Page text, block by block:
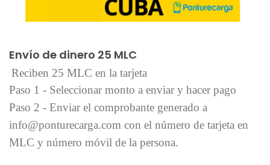
Envío de dinero 25 MLC
Reciben 25 MLC en la tarjeta
Paso 1 - Seleccionar monto a enviar y hacer pago
Paso 2 - Enviar el comprobante generado a
info@ponturecarga.com con el número de tarjeta en
MLC y número móvil de la persona.